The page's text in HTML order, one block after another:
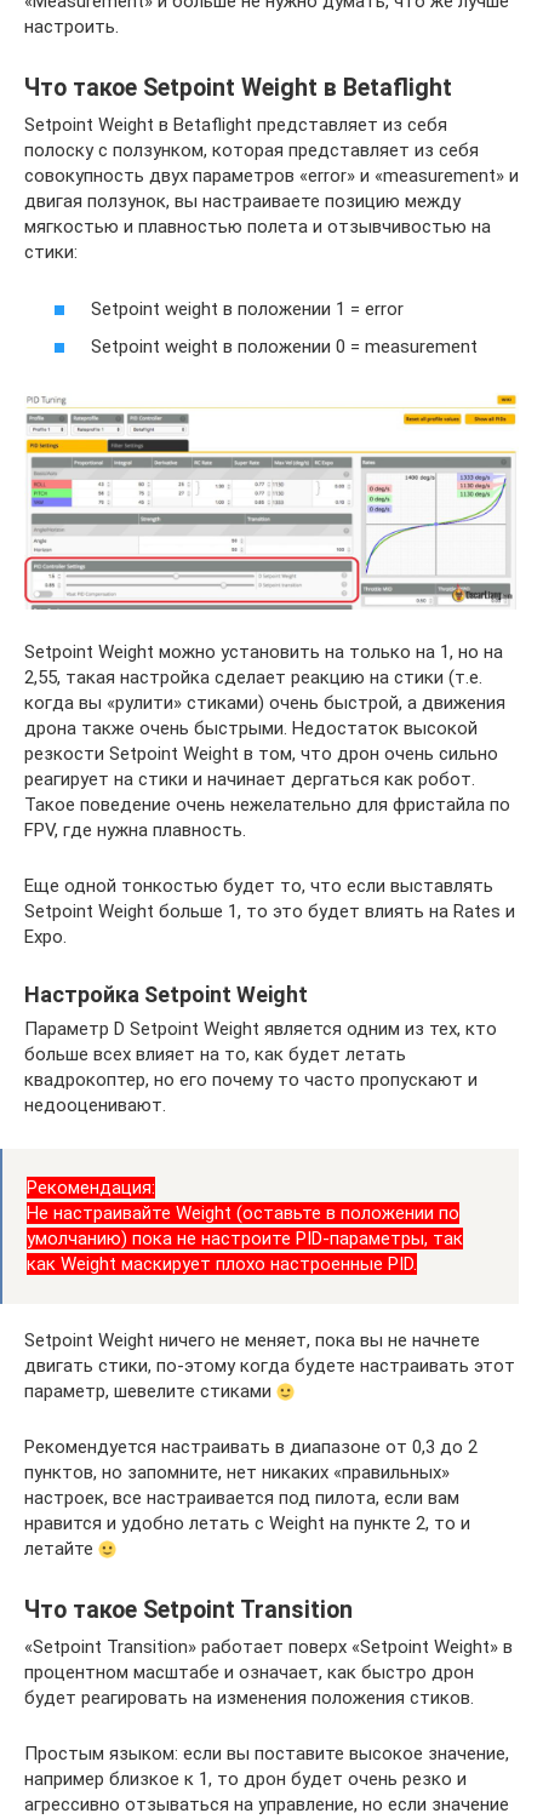
настроить.
Что такое Setpoint Weight в Betaflight
Setpoint Weight в Betaflight представляет из себя
полоску с ползунком, которая представляет из себя
совокупность двух параметров «error» и «measurement» и
двигая ползунок, вы настраиваете позицию между
мягкостью и плавностью полета и отзывчивостью на
стики:
Setpoint weight в положении 1 = error
Setpoint weight в положении 0 = measurement
Setpoint Weight можно установить на только на 1, но на
2,55, такая настройка сделает реакцию на стики (т.е.
когда вы «рулити» стиками) очень быстрой, а движения
дрона также очень быстрыми. Недостаток высокой
резкости Setpoint Weight в том, что дрон очень сильно
реагирует на стики и начинает дергаться как робот.
Такое поведение очень нежелательно для фристайла по
FPV, где нужна плавность.
Еще одной тонкостью будет то, что если выставлять
Setpoint Weight больше 1, то это будет влиять на Rates и
Expo.
Настройка Setpoint Weight
Параметр D Setpoint Weight является одним из тех, кто
больше всех влияет на то, как будет летать
квадрокоптер, но его почему то часто пропускают и
недооценивают.
Рекомендация:
Не настраивайте Weight (оставьте в положении по
умолчанию) пока не настроите PID-параметры, так
как Weight маскирует плохо настроенные PID.
Setpoint Weight ничего не меняет, пока вы не начнете
двигать стики, по-этому когда будете настраивать этот
параметр, шевелите стиками
Рекомендуется настраивать в диапазоне от 0,3 до 2
пунктов, но запомните, нет никаких «правильных»
настроек, все настраивается под пилота, если вам
нравится и удобно летать с Weight на пункте 2, то и
летайте
Что такое Setpoint Transition
«Setpoint Transition» работает поверх «Setpoint Weight» в
процентном масштабе и означает, как быстро дрон
будет реагировать на изменения положения стиков.
Простым языком: если вы поставите высокое значение,
например близкое к 1, то дрон будет очень резко и
агрессивно отзываться на управление, но если значение